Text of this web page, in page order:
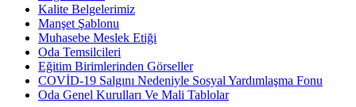
Kalite Belgelerimiz
Manşet Şablonu
Muhasebe Meslek Etiği
Oda Temsilcileri
Eğitim Birimlerinden Görseller
COVİD-19 Salgını Nedeniyle Sosyal Yardımlaşma Fonu
Oda Genel Kurulları Ve Mali Tablolar